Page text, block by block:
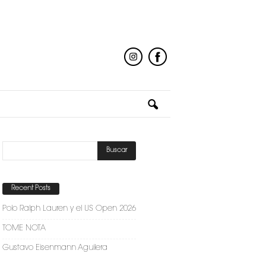
Recent Posts
Polo Ralph Lauren y el US Open 2026
TOME NOTA
Gustavo Eisenmann Aguilera